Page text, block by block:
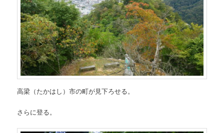
高梁（たかはし）市の町が見下ろせる。
さらに登る。